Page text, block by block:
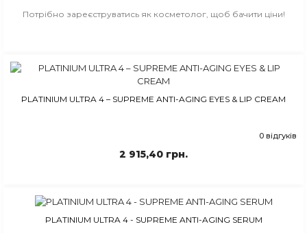
Потрібно зареєструватись як косметолог, щоб бачити ціни!
PLATINIUM ULTRA 4 – SUPREME ANTI-AGING EYES & LIP CREAM
0 відгуків
2 915,40 грн.
PLATINIUM ULTRA 4 - SUPREME ANTI-AGING SERUM